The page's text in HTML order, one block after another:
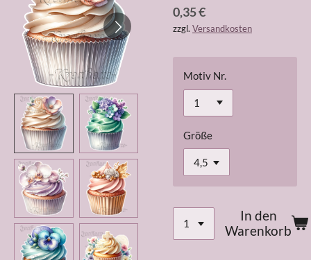
0,35 €
zzgl. Versandkosten
Motiv Nr.
Größe
In den
Warenkorb